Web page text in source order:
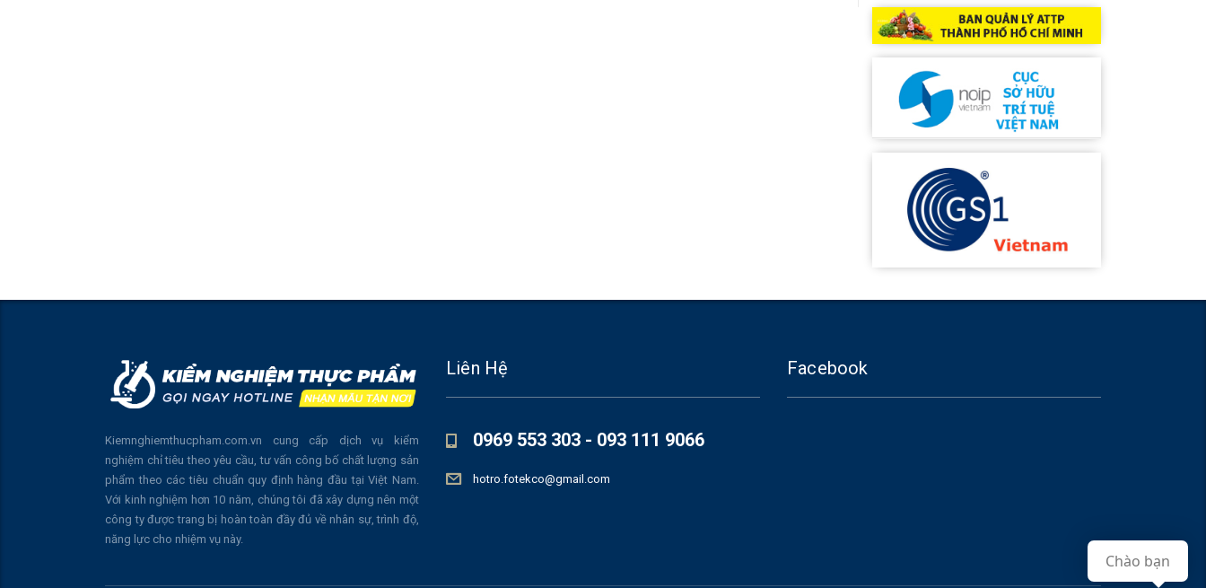
Kiemnghiemthucpham.com.vn cung cấp dịch vụ kiểm
nghiệm chỉ tiêu theo yêu cầu, tư vấn công bố chất lượng sản
phẩm theo các tiêu chuẩn quy định hàng đầu tại Việt Nam.
Với kinh nghiệm hơn 10 năm, chúng tôi đã xây dựng nên một
công ty được trang bị hoàn toàn đầy đủ về nhân sự, trình độ,
năng lực cho nhiệm vụ này.
Liên Hệ
0969 553 303 - 093 111 9066
hotro.fotekco@gmail.com
Facebook
Chào bạn